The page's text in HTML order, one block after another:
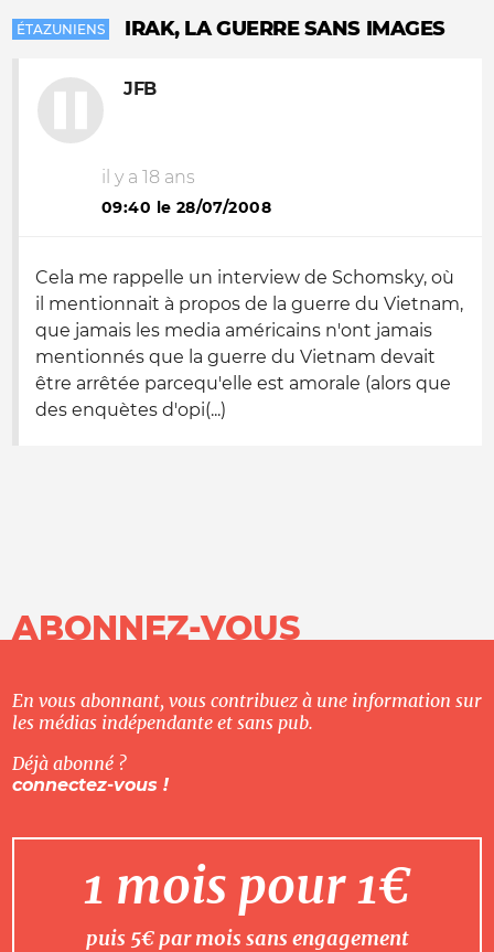
ÉTAZUNIENS IRAK, LA GUERRE SANS IMAGES
JFB
il y a 18 ans
09:40 le 28/07/2008
Cela me rappelle un interview de Schomsky, où
il mentionnait à propos de la guerre du Vietnam,
que jamais les media américains n'ont jamais
mentionnés que la guerre du Vietnam devait
être arrêtée parcequ'elle est amorale (alors que
des enquètes d'opi(...)
ABONNEZ-VOUS
En vous abonnant, vous contribuez à une information sur
les médias indépendante et sans pub.
Déjà abonné ?
connectez-vous !
1 mois pour 1€
puis 5€ par mois sans engagement